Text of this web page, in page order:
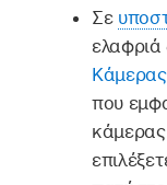
Σε
Κάμερας
που